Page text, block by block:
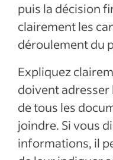
puis la décision
clairement les
déroulement du
Expliquez
doivent adresser
de tous les
joindre. Si vous
informations, il